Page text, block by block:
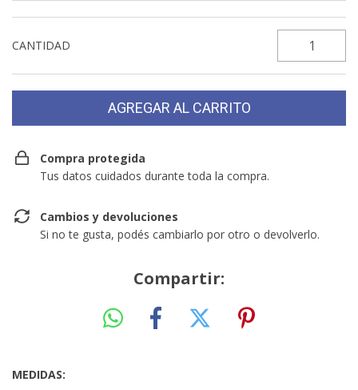
CANTIDAD
Compra protegida
Tus datos cuidados durante toda la compra.
Cambios y devoluciones
Si no te gusta, podés cambiarlo por otro o devolverlo.
Compartir:
MEDIDAS: